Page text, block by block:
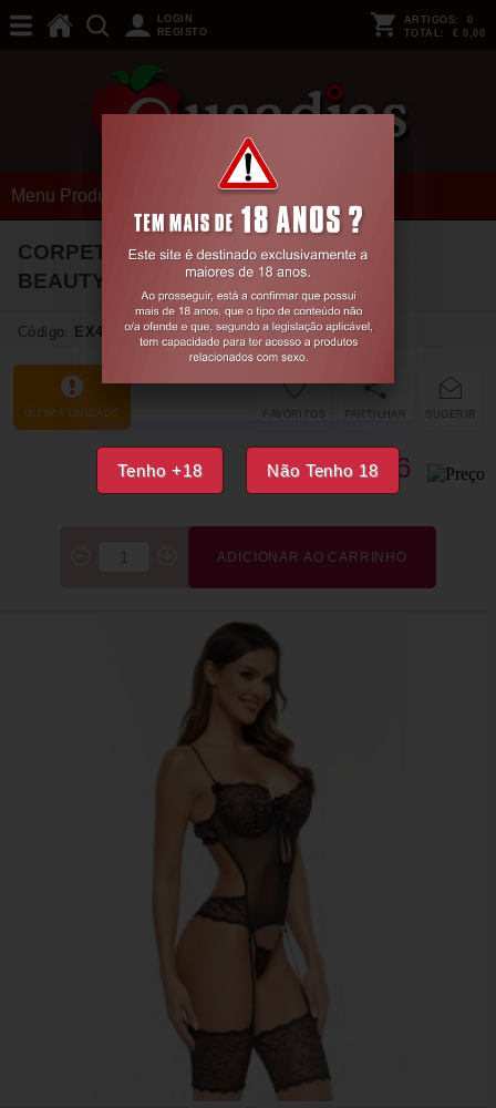
Tenho +18 Não Tenho 18
LOGIN
REGISTO
ARTIGOS: 0
TOTAL: € 0,00
Menu Produtos
CORPETE E TANGA GOLDIE PRETO
BEAUTY NIGHT FASHION36-38 S/M
Código: EX47504
ÚLTIMA UNIDADE SUGERIR
PARTILHAR
FAVORITOS
€37, 76
ADICIONAR AO CARRINHO